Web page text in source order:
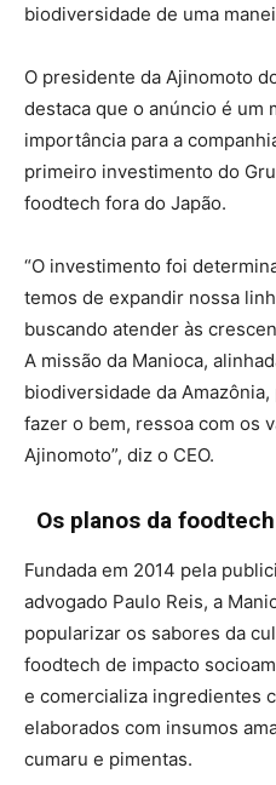
biodiversidade de uma
O presidente da Ajinomoto
destaca que o anúncio é um
importância para a
primeiro investimento do
foodtech fora do Japão.
“O investimento foi
temos de expandir nossa
buscando atender às
A missão da Manioca,
biodiversidade da
fazer o bem, ressoa com os
Ajinomoto”, diz o CEO.
Os planos da
Fundada em 2014 pela
advogado Paulo Reis, a
popularizar os sabores da
foodtech de impacto
e comercializa ingredientes
elaborados com insumos
cumaru e pimentas.